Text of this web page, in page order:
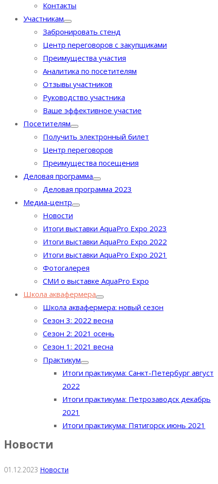
Контакты
Участникам
Забронировать стенд
Центр переговоров с закупщиками
Преимущества участия
Аналитика по посетителям
Отзывы участников
Руководство участника
Ваше эффективное участие
Посетителям
Получить электронный билет
Центр переговоров
Преимущества посещения
Деловая программа
Деловая программа 2023
Медиа-центр
Новости
Итоги выставки AquaPro Expo 2023
Итоги выставки AquaPro Expo 2022
Итоги выставки AquaPro Expo 2021
Фотогалерея
СМИ о выставке AquaPro Expo
Школа аквафермера
Школа аквафермера: новый сезон
Сезон 3: 2022 весна
Сезон 2: 2021 осень
Сезон 1: 2021 весна
Практикум
Итоги практикума: Санкт-Петербург август
2022
Итоги практикума: Петрозаводск декабрь
2021
Итоги практикума: Пятигорск июнь 2021
Новости
01.12.2023 Новости